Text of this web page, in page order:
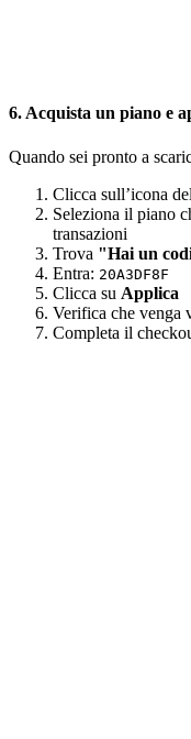
6. Acquista un piano e
Quando sei pronto a
Clicca sull’icona
Seleziona il piano
transazioni
Trova "Hai un
Entra: 20A3DF8F
Clicca su Applica
Verifica che venga
Completa il